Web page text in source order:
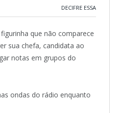
DECIFRE ESSA
que não comparece
sua chefa, candidata ao
notas em grupos do
ondas do rádio enquanto